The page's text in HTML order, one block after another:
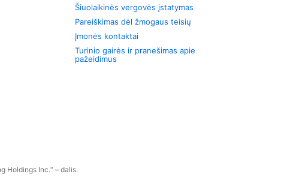
Šiuolaikinės vergovės įstatymas
Pareiškimas dėl žmogaus teisių
Įmonės kontaktai
Turinio gairės ir pranešimas apie
pažeidimus
Holdings Inc.“ – dalis.